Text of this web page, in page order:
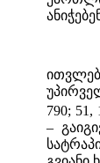
790; 51,
–